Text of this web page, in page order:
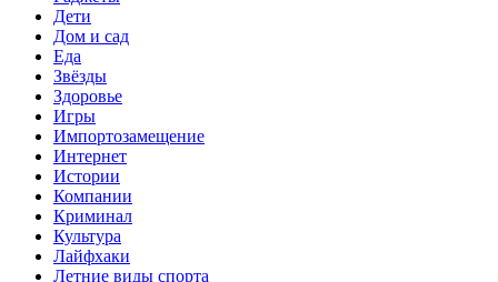
Дети
Дом и сад
Еда
Звёзды
Здоровье
Игры
Импортозамещение
Интернет
Истории
Компании
Криминал
Культура
Лайфхаки
Летние виды спорта